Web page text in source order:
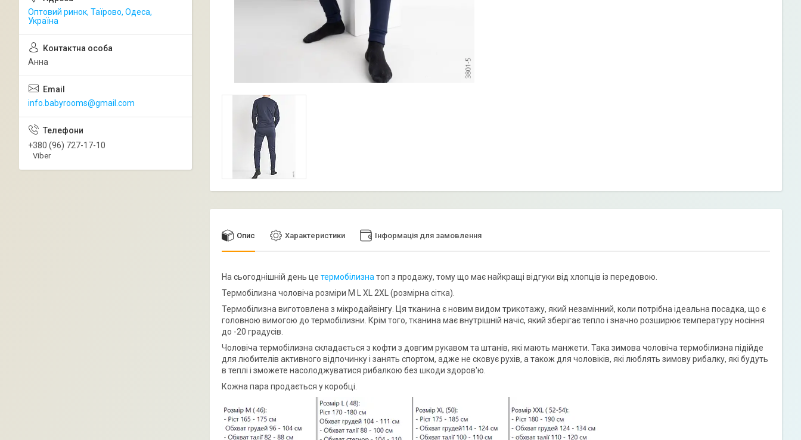
Опис Характеристики Інформація для замовлення
На сьогоднішній день це термобілизна топ з продажу, тому що має найкращі відгуки від хлопців із передовою.
Термобілизна чоловіча розміри M L XL 2XL (розмірна сітка).
Термобілизна виготовлена з мікродайвінгу. Ця тканина є новим видом трикотажу, який незамінний, коли потрібна ідеальна посадка, що є
головною вимогою до термобілизни. Крім того, тканина має внутрішній начіс, який зберігає тепло і значно розширює температуру носіння
до -20 градусів.
Чоловіча термобілизна складається з кофти з довгим рукавом та штанів, які мають манжети. Така зимова чоловіча термобілизна підійде
для любителів активного відпочинку і занять спортом, адже не сковує рухів, а також для чоловіків, які люблять зимову рибалку, які будуть
в теплі і зможете насолоджуватися рибалкою без шкоди здоров'ю.
Кожна пара продається у коробці.
Оптовий ринок, Таїрово, Одеса,
Україна
Анна
info.babyrooms@gmail.com
+380 (96) 727-17-10
Viber